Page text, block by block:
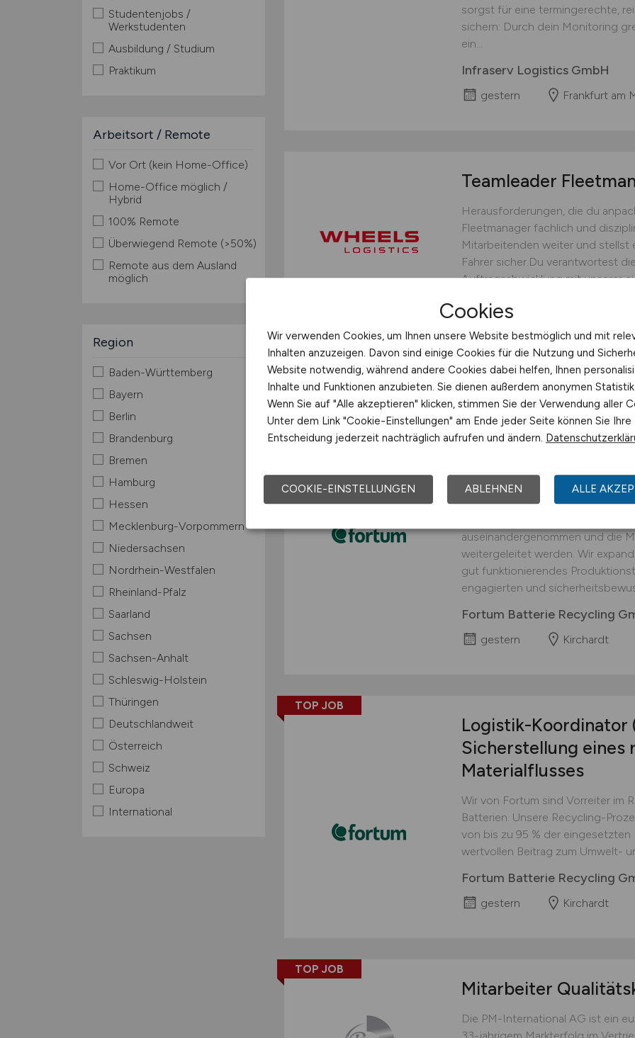
Studentenjobs /
Werkstudenten
Ausbildung / Studium
Praktikum
Arbeitsort / Remote
Vor Ort (kein Home-Office)
Home-Office möglich /
Hybrid
100% Remote
Überwiegend Remote (>50%)
Remote aus dem Ausland
möglich
Region
Baden-Württemberg
Bayern
Berlin
Brandenburg
Bremen
Hamburg
Hessen
Mecklenburg-Vorpommern
Niedersachsen
Nordrhein-Westfalen
Rheinland-Pfalz
Saarland
Sachsen
Sachsen-Anhalt
Schleswig-Holstein
Thüringen
Deutschlandweit
Österreich
Schweiz
Europa
International
sorgst für eine termingerechte,
sichern: Durch dein Monitoring
ein...
Infraserv Logistics GmbH
gestern Frankfurt am
Teamleader
Herausforderungen, die du
Fleetmanager fachlich und
Mitarbeitenden weiter und stellst
Fahrer sicher.Du verantwortest
Auftragsabwicklung mit unserer
bedarfsgerechten Fahrereinsatz
operative Steuerung.Du...
WHEELS Logistics GmbH &
gestern Münster
TOP JOB
(w/m/d)
interessanter
An unserem Standort in
Prozessschritt durchgeführt, in
auseinandergenommen und die
weitergeleitet werden. Wir
gut funktionierendes
engagierten und
Fortum Batterie Recycling
gestern Kirchardt
TOP JOB
Logistik-Koordinator
Sicherstellung eines
Materialflusses
Wir von Fortum sind Vorreiter im
Batterien. Unsere Recycling-
von bis zu 95 % der eingesetzten
wertvollen Beitrag zum Umwelt-
Fortum Batterie Recycling
gestern Kirchardt
TOP JOB
Mitarbeiter
Die PM-International AG ist ein
Cookies
Wir verwenden Cookies, um Ihnen unsere Website bestmöglich und mit
Inhalten anzuzeigen. Davon sind einige Cookies für die Nutzung und
Website notwendig, während andere Cookies dabei helfen, Ihnen
Inhalte und Funktionen anzubieten. Sie dienen außerdem anonymen
Wenn Sie auf "Alle akzeptieren" klicken, stimmen Sie der Verwendung aller
Unter dem Link "Cookie-Einstellungen" am Ende jeder Seite können Sie Ihre
Entscheidung jederzeit nachträglich aufrufen und ändern.
COOKIE-EINSTELLUNGEN ABLEHNEN ALLE